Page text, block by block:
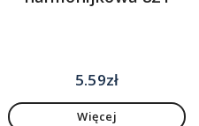
5.59zł
Więcej